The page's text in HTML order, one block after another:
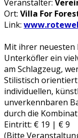
Veranstalter:
Ort: Villa For
Link:
Mit ihrer neuesten
Unterköfler ein
am Schlagzeug,
Stilistisch orientiert
individuellen,
unverkennbaren
durch die
Eintritt: € 19 | € 9
(Bitte